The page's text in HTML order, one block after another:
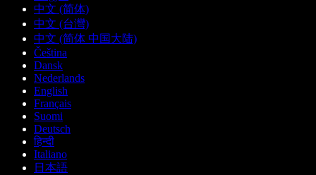
中文 (简体)
中文 (台灣)
中文 (简体 中国大陆)
Čeština
Dansk
Nederlands
English
Français
Suomi
Deutsch
हिन्दी
Italiano
日本語